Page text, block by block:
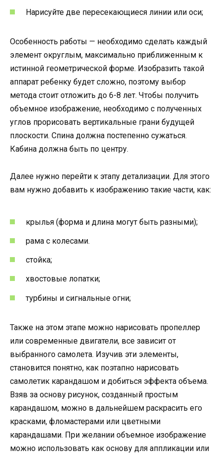
Нарисуйте две пересекающиеся линии или оси;
Особенность работы — необходимо сделать каждый
элемент округлым, максимально приближенным к
истинной геометрической форме. Изобразить такой
аппарат ребенку будет сложно, поэтому выбор
метода стоит отложить до 6-8 лет. Чтобы получить
объемное изображение, необходимо с полученных
углов прорисовать вертикальные грани будущей
плоскости. Спина должна постепенно сужаться.
Кабина должна быть по центру.
Далее нужно перейти к этапу детализации. Для этого
вам нужно добавить к изображению такие части, как:
крылья (форма и длина могут быть разными);
рама с колесами.
стойка;
хвостовые лопатки;
турбины и сигнальные огни;
Также на этом этапе можно нарисовать пропеллер
или современные двигатели, все зависит от
выбранного самолета. Изучив эти элементы,
становится понятно, как поэтапно нарисовать
самолетик карандашом и добиться эффекта объема.
Взяв за основу рисунок, созданный простым
карандашом, можно в дальнейшем раскрасить его
красками, фломастерами или цветными
карандашами. При желании объемное изображение
можно использовать как основу для аппликации или